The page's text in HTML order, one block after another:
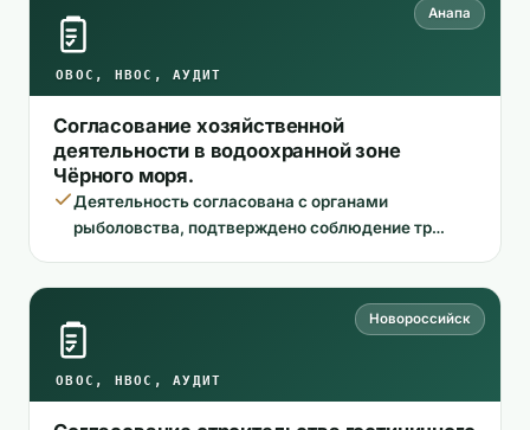
ОВОС, НВОС, АУДИТ
Анапа
Согласование хозяйственной
деятельности в водоохранной зоне
Чёрного моря.
Деятельность согласована с органами
рыболовства, подтверждено соблюдение тр…
ОВОС, НВОС, АУДИТ
Новороссийск